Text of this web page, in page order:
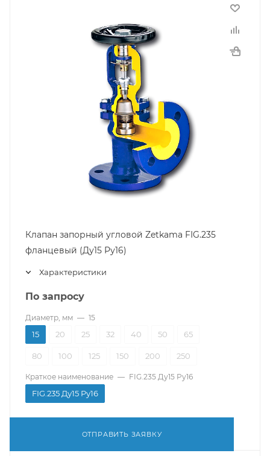
Клапан запорный угловой Zetkama FIG.235
фланцевый (Ду15 Pу16)
Характеристики
По запросу
Диаметр, мм — 15
15 20 25 32 40 50 65
80 100 125 150 200 250
Краткое наименование — FIG.235 Ду15 Pу16
FIG.235 Ду15 Pу16
ОТПРАВИТЬ ЗАЯВКУ